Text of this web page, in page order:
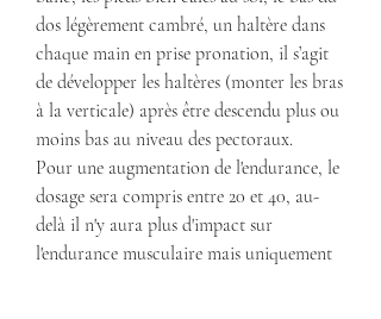
dos légèrement cambré, un haltère dans
chaque main en prise pronation, il s’agit
de développer les haltères (monter les bras
à la verticale) après être descendu plus ou
moins bas au niveau des pectoraux.
Pour une augmentation de l'endurance, le
dosage sera compris entre 20 et 40, au-
delà il n'y aura plus d'impact sur
l'endurance musculaire mais uniquement